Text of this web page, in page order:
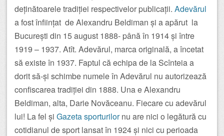
deținătoarele tradiției respectivelor publicații. Adevărul
a fost înființat de Alexandru Beldiman și a apărut la
București din 15 august 1888- până în 1914 și între
1919 – 1937. Atît. Adevărul, marca originală, a încetat
să existe în 1937. Faptul că echipa de la Scînteia a
dorit să-și schimbe numele în Adevărul nu autorizează
confiscarea tradiției din 1888. Una e Alexandru
Beldiman, alta, Darie Novăceanu. Fiecare cu adevărul
lui! La fel și Gazeta sporturilornu are nici o legătură cu
cotidianul de sport lansat în 1924 și nici cu perioada